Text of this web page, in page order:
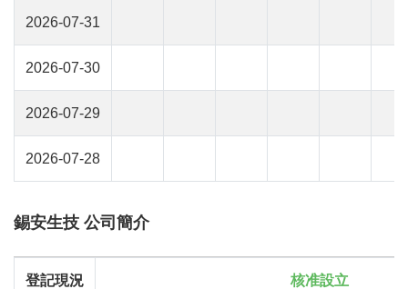
2026-07-31
2026-07-30
2026-07-29
2026-07-28
錫安生技 公司簡介
登記現況 核准設立